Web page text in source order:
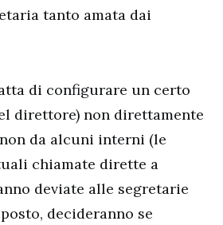
tanto amata dai
di configurare un certo
direttore) non direttamente
da alcuni interni (le
chiamate dirette a
deviate alle segretarie
decideranno se